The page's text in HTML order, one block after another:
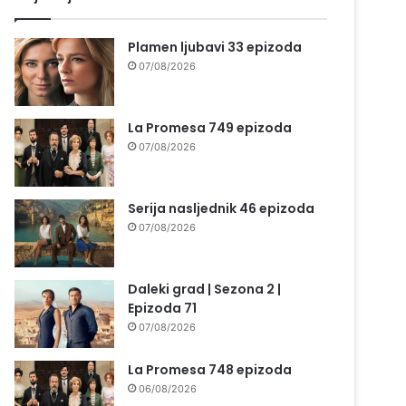
Plamen ljubavi 33 epizoda
07/08/2026
La Promesa 749 epizoda
07/08/2026
Serija nasljednik 46 epizoda
07/08/2026
Daleki grad | Sezona 2 |
Epizoda 71
07/08/2026
La Promesa 748 epizoda
06/08/2026